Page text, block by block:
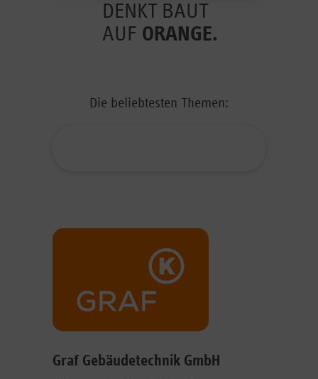
DENKT BAUT
AUF ORANGE.
Die beliebtesten Themen:
Graf Gebäudetechnik GmbH